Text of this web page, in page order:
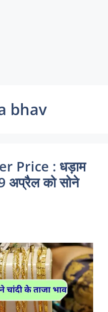
bhav
Price : धड़ाम
अप्रैल को सोने